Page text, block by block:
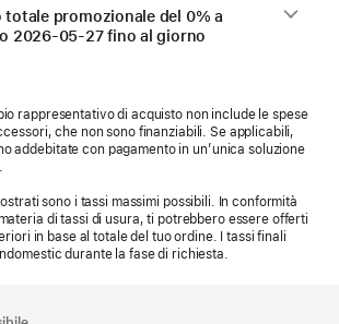
totale promozionale del 0% a
2026-05-27fino al giorno
rappresentativo di acquisto non include le spese
che non sono finanziabili. Se applicabili,
addebitate con pagamento in un’unica soluzione
sono i tassi massimi possibili. In conformità
di tassi di usura, ti potrebbero essere offerti
in base al totale del tuo ordine. I tassi finali
durante la fase di richiesta.